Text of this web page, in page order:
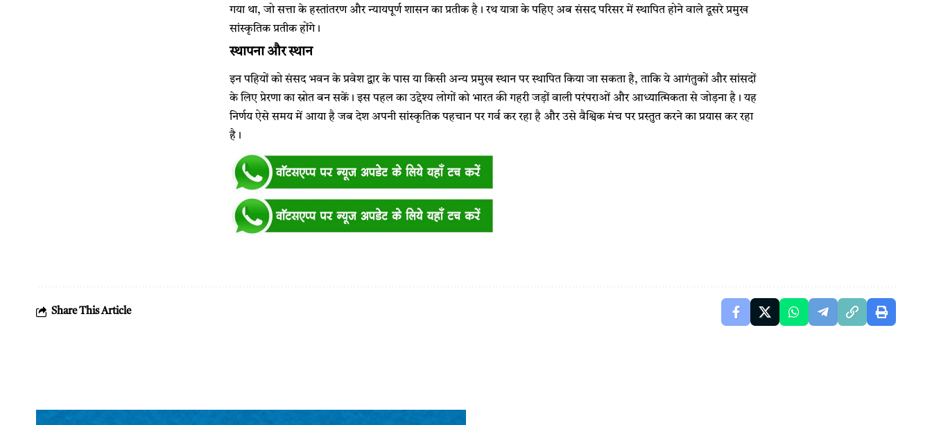
गया था, जो सत्ता के हस्तांतरण और न्यायपूर्ण शासन का प्रतीक है। रथ यात्रा के पहिए अब संसद परिसर में स्थापित होने वाले दूसरे प्रमुख
सांस्कृतिक प्रतीक होंगे।
स्थापना और स्थान
इन पहियों को संसद भवन के प्रवेश द्वार के पास या किसी अन्य प्रमुख स्थान पर स्थापित किया जा सकता है, ताकि ये आगंतुकों और सांसदों
के लिए प्रेरणा का स्रोत बन सकें। इस पहल का उद्देश्य लोगों को भारत की गहरी जड़ों वाली परंपराओं और आध्यात्मिकता से जोड़ना है। यह
निर्णय ऐसे समय में आया है जब देश अपनी सांस्कृतिक पहचान पर गर्व कर रहा है और उसे वैश्विक मंच पर प्रस्तुत करने का प्रयास कर रहा
है।
Share This Article